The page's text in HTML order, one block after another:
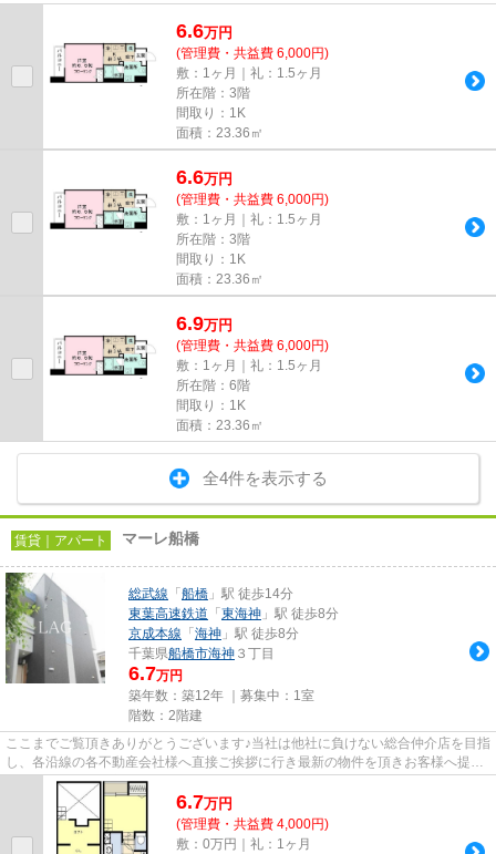
6.6万円
(管理費・共益費 6,000円)
敷：1ヶ月｜礼：1.5ヶ月
所在階：3階
間取り：1K
面積：23.36㎡
6.6万円
(管理費・共益費 6,000円)
敷：1ヶ月｜礼：1.5ヶ月
所在階：3階
間取り：1K
面積：23.36㎡
6.9万円
(管理費・共益費 6,000円)
敷：1ヶ月｜礼：1.5ヶ月
所在階：6階
間取り：1K
面積：23.36㎡
全4件を表示する
賃貸｜アパート マーレ船橋
総武線 「 船橋 」駅 徒歩14分
東葉高速鉄道 「 東海神 」駅 徒歩8分
京成本線 「 海神 」駅 徒歩8分
千葉県船橋市海神 ３丁目
6.7万円
築年数：築12年 ｜募集中： 1室
階数：2階建
ここまでご覧頂きありがとうございます♪当社は他社に負けない総合仲介店を目指
し、各沿線の各不動産会社様へ直接ご挨拶に行き最新の物件を頂きお客様へ提供
しております！最新の情報は...
6.7万円
(管理費・共益費 4,000円)
敷：0万円｜礼：1ヶ月